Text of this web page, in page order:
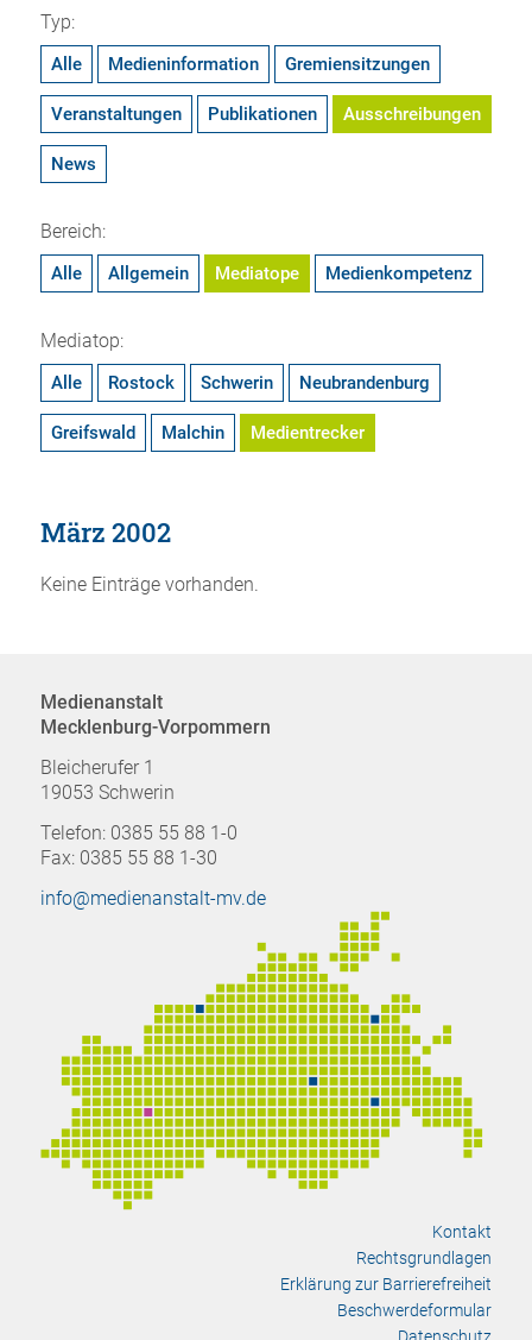
Typ:
Alle Medieninformation Gremiensitzungen
Veranstaltungen Publikationen Ausschreibungen
News
Bereich:
Alle Allgemein Mediatope Medienkompetenz
Mediatop:
Alle Rostock Schwerin Neubrandenburg
Greifswald Malchin Medientrecker
März 2002
Keine Einträge vorhanden.
Medienanstalt
Mecklenburg-Vorpommern
Bleicherufer 1
19053 Schwerin
Telefon: 0385 55 88 1-0
Fax: 0385 55 88 1-30
info@medienanstalt-mv.de
Kontakt
Rechtsgrundlagen
Erklärung zur Barrierefreiheit
Beschwerdeformular
Datenschutz